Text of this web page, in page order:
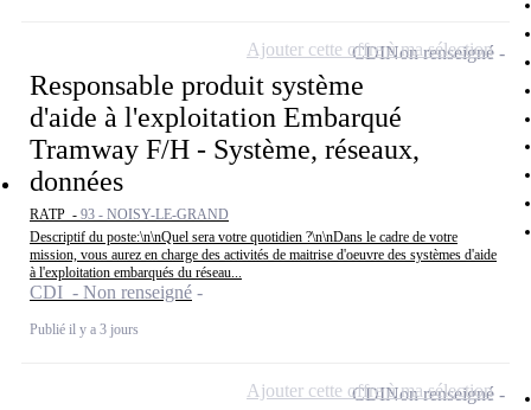
Responsable produit système
d'aide à l'exploitation Embarqué
Tramway F/H - Système, réseaux,
données
RATP - 93 - NOISY-LE-GRAND
Descriptif du poste:\n\nQuel sera votre quotidien ?\n\nDans le cadre de votre
mission, vous aurez en charge des activités de maitrise d'oeuvre des systèmes d'aide
à l'exploitation embarqués du réseau...
CDI - Non renseigné
Publié il y a 3 jours
CDINon renseigné
Ajouter cette offre à ma sélection
CDINon renseigné
Ajouter cette offre à ma sélection